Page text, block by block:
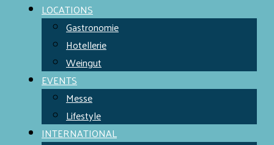
LOCATIONS
Gastronomie
Hotellerie
Weingut
EVENTS
Messe
Lifestyle
INTERNATIONAL